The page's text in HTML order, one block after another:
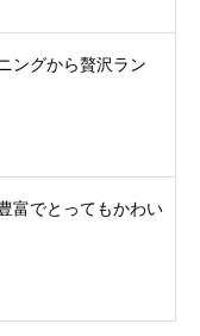
ングから贅沢ラン
富でとってもかわい